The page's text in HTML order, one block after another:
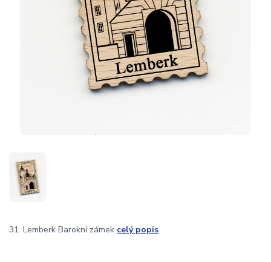
31. Lemberk Barokní zámek celý popis